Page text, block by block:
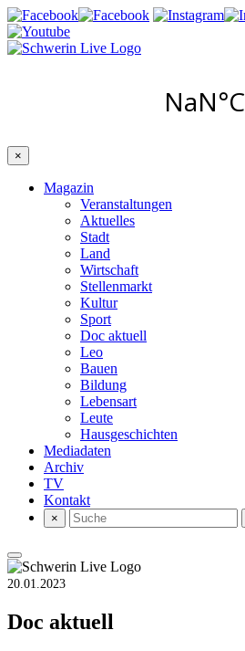
×
Magazin
Veranstaltungen
Aktuelles
Stadt
Land
Wirtschaft
Stellenmarkt
Kultur
Sport
Doc aktuell
Leo
Bauen
Bildung
Lebensart
Leute
Hausgeschichten
Mediadaten
Archiv
TV
Kontakt
×
20.01.2023
Doc aktuell